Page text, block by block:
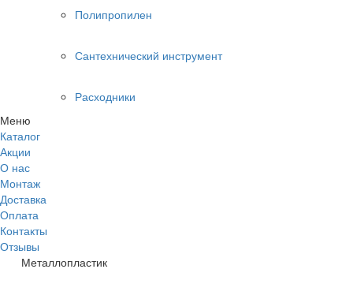
Полипропилен
Сантехнический инструмент
Расходники
Меню
Каталог
Акции
О нас
Монтаж
Доставка
Оплата
Контакты
Отзывы
Металлопластик